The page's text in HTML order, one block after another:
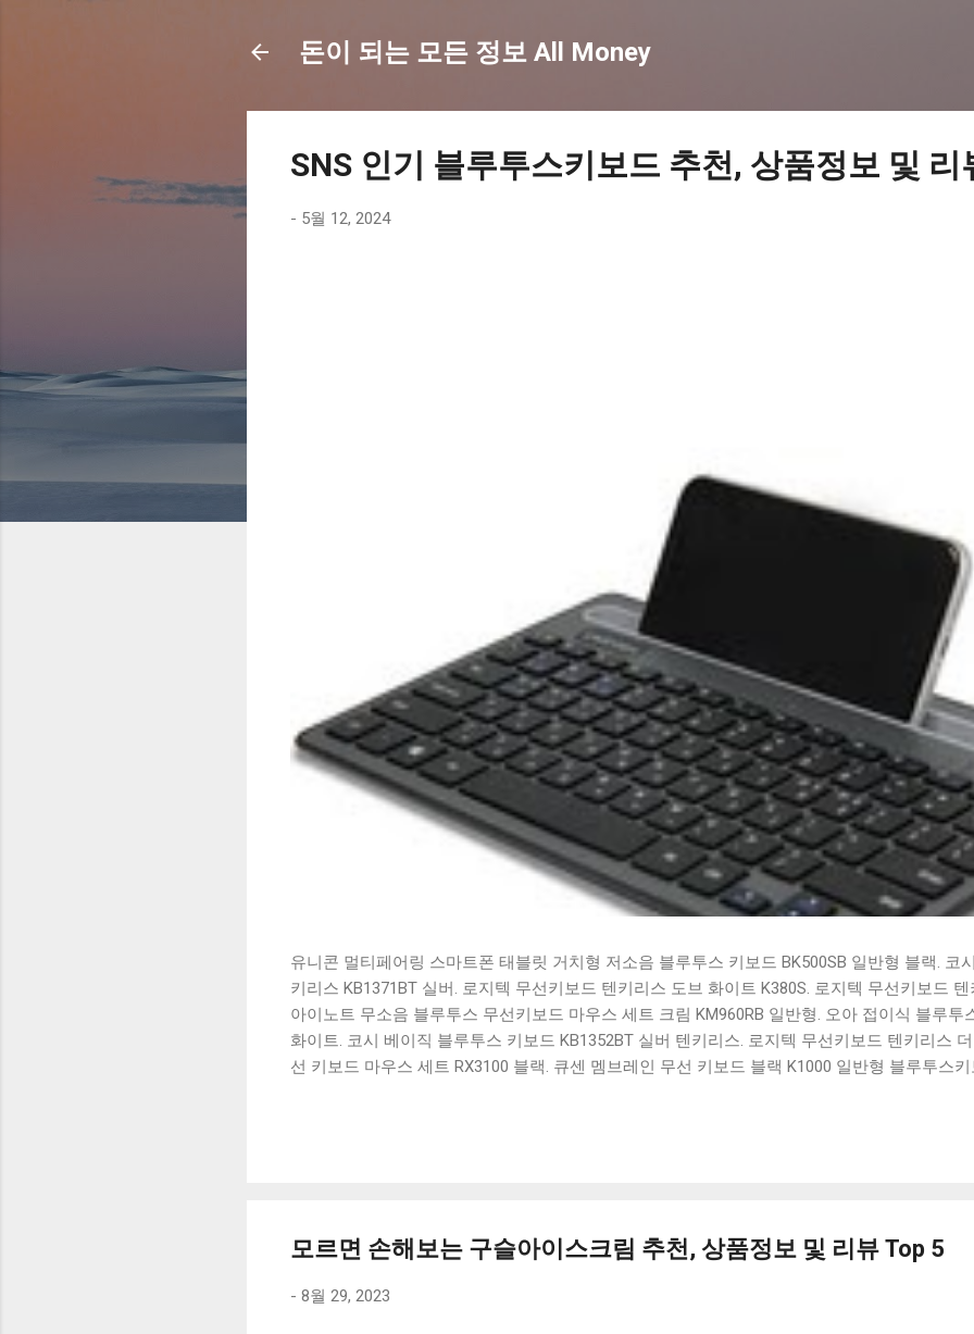
돈이 되는 모든 정보 All Money
SNS 인기 블루투스키보드 추천, 상품정보 및 리
- 5월 12, 2024
유니콘 멀티페어링 스마트폰 태블릿 거치형 저소음 블루투스 키보드 BK500SB 일반형 블랙. 코
키리스 KB1371BT 실버. 로지텍 무선키보드 텐키리스 도브 화이트 K380S. 로지텍 무선키보드
아이노트 무소음 블루투스 무선키보드 마우스 세트 크림 KM960RB 일반형. 오아 접이식 블루투
화이트. 코시 베이직 블루투스 키보드 KB1352BT 실버 텐키리스. 로지텍 무선키보드 텐키리스
선 키보드 마우스 세트 RX3100 블랙. 큐센 멤브레인 무선 키보드 블랙 K1000 일반형 블루투스
모르면 손해보는 구슬아이스크림 추천, 상품정보 및 리뷰 Top 5
- 8월 29, 2023